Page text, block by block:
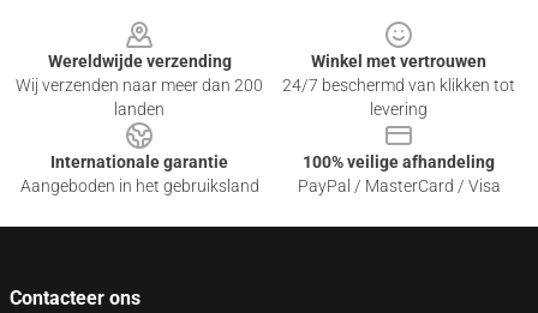
Wereldwijde verzending
Wij verzenden naar meer dan 200
landen
Winkel met vertrouwen
24/7 beschermd van klikken tot
levering
Internationale garantie
Aangeboden in het gebruiksland
100% veilige afhandeling
PayPal / MasterCard / Visa
Contacteer ons